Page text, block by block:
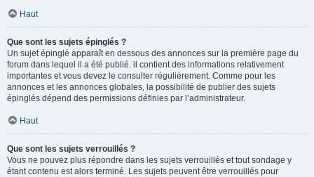
Haut
Que sont les sujets épinglés ?
Un sujet épinglé apparaît en dessous des annonces sur la première page du
forum dans lequel il a été publié. il contient des informations relativement
importantes et vous devez le consulter régulièrement. Comme pour les
annonces et les annonces globales, la possibilité de publier des sujets
épinglés dépend des permissions définies par l’administrateur.
Haut
Que sont les sujets verrouillés ?
Vous ne pouvez plus répondre dans les sujets verrouillés et tout sondage y
étant contenu est alors terminé. Les sujets peuvent être verrouillés pour